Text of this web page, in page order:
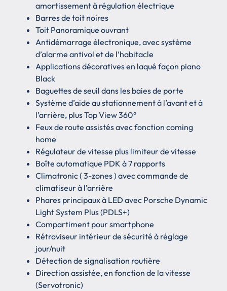
amortissement à régulation électrique
Barres de toit noires
Toit Panoramique ouvrant
Antidémarrage électronique, avec système
d’alarme antivol et de l’habitacle
Applications décoratives en laqué façon piano
Black
Baguettes de seuil dans les baies de porte
Système d’aide au stationnement à l’avant et à
l’arrière, plus Top View 360°
Feux de route assistés avec fonction coming
home
Régulateur de vitesse plus limiteur de vitesse
Boîte automatique PDK à 7 rapports
Climatronic ( 3-zones ) avec commande de
climatiseur à l’arrière
Phares principaux à LED avec Porsche Dynamic
Light System Plus (PDLS+)
Compartiment pour smartphone
Rétroviseur intérieur de sécurité à réglage
jour/nuit
Détection de signalisation routière
Direction assistée, en fonction de la vitesse
(Servotronic)